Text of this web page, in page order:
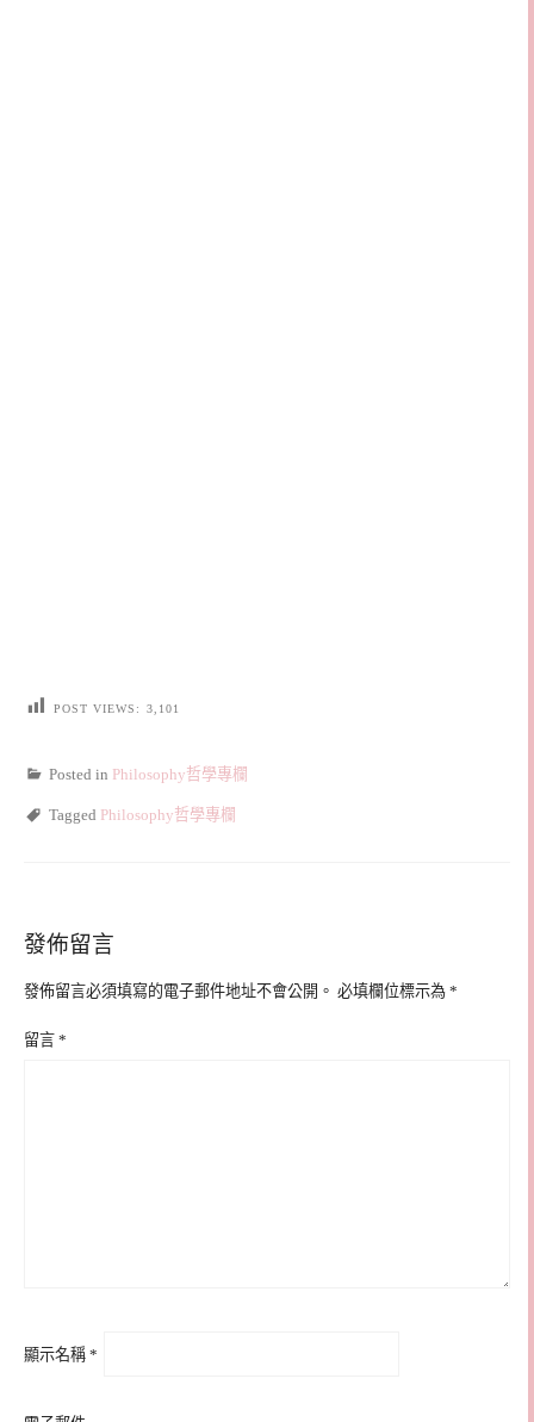
POST VIEWS: 3,101
Posted in Philosophy哲學專欄
Tagged Philosophy哲學專欄
發佈留言
發佈留言必須填寫的電子郵件地址不會公開。 必填欄位標示為 *
留言 *
顯示名稱 *